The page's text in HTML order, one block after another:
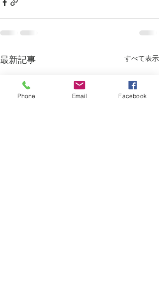
最新記事 すべて表示
Phone Email Facebook